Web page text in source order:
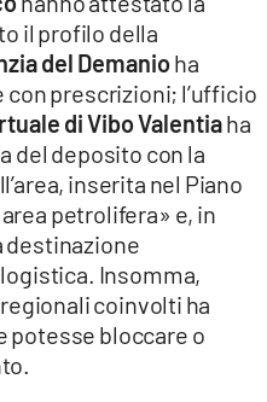
il profilo della
del Demanioha
prescrizioni; l’ufficio
di Vibo Valentiaha
del deposito con la
inserita nel Piano
petrolifera» e, in
destinazione
Insomma,
coinvolti ha
potesse bloccare o